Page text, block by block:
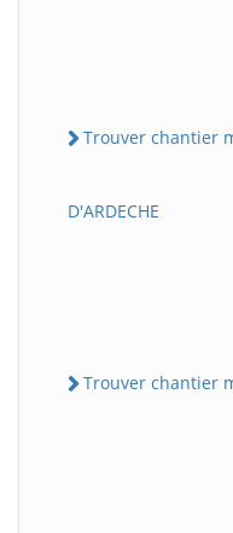
Trouver chantier
D'ARDECHE
Trouver chantier